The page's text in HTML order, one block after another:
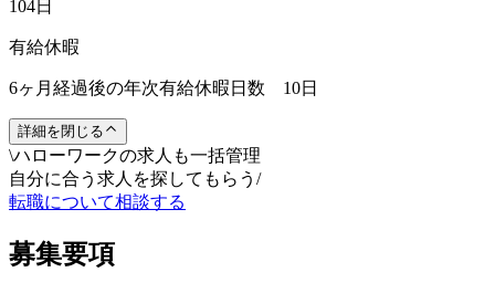
104日
有給休暇
6ヶ月経過後の年次有給休暇日数 10日
詳細を閉じる
\ハローワークの求人も一括管理
自分に合う求人を探してもらう /
転職について相談する
募集要項